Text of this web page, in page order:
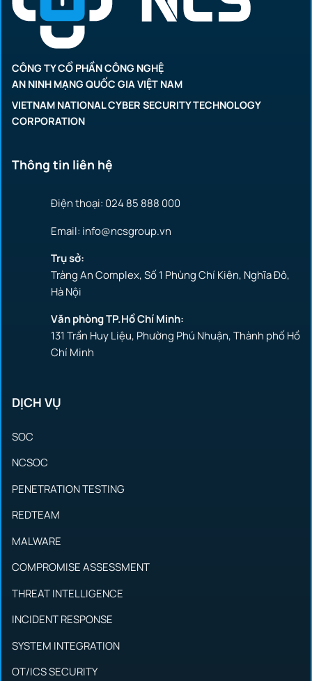
CÔNG TY CỔ PHẦN CÔNG NGHỆ
AN NINH MẠNG QUỐC GIA VIỆT NAM
VIETNAM NATIONAL CYBER SECURITY TECHNOLOGY
CORPORATION
Thông tin liên hệ
Điện thoại: 024 85 888 000
Email: info@ncsgroup.vn
Trụ sở:
Tràng An Complex, Số 1 Phùng Chí Kiên, Nghĩa Đô,
Hà Nội
Văn phòng TP.Hồ Chí Minh:
131 Trần Huy Liệu, Phường Phú Nhuận, Thành phố Hồ
Chí Minh
DỊCH VỤ
SOC
NCSOC
PENETRATION TESTING
REDTEAM
MALWARE
COMPROMISE ASSESSMENT
THREAT INTELLIGENCE
INCIDENT RESPONSE
SYSTEM INTEGRATION
OT/ICS SECURITY